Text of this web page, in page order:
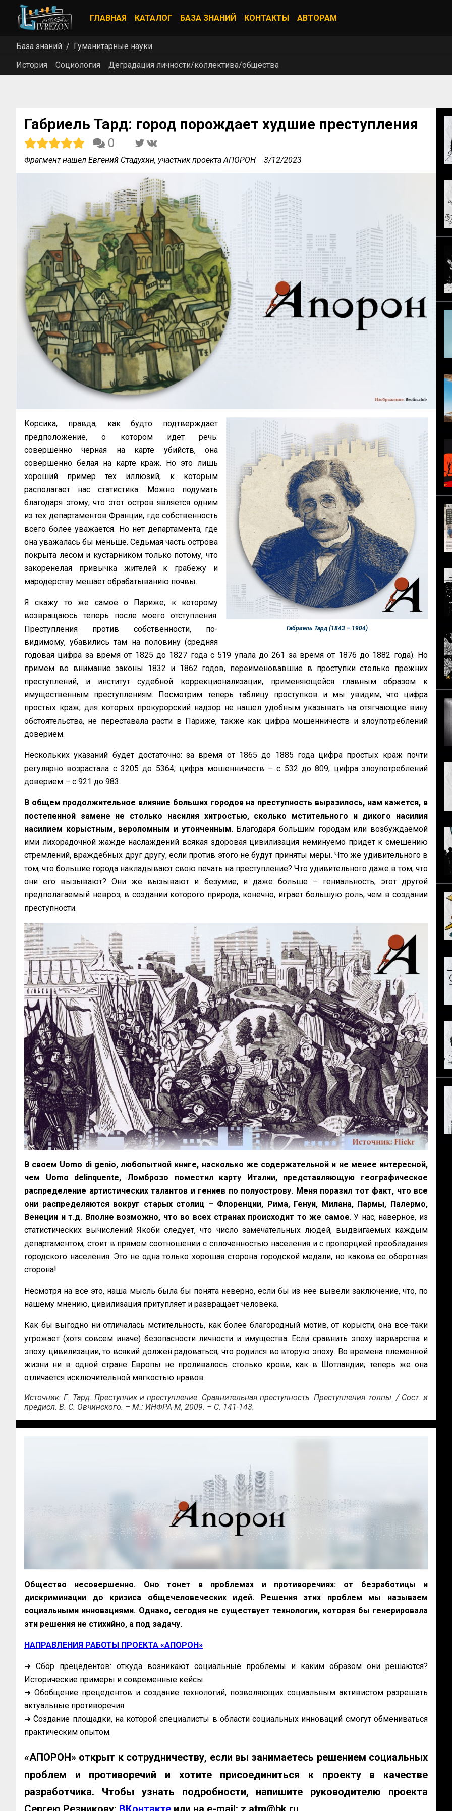
ГЛАВНАЯ КАТАЛОГ БАЗА ЗНАНИЙ КОНТАКТЫ АВТОРАМ
База знаний
Гуманитарные науки
История
Социология Деградация личности/коллектива/общества
Габриель Тард: город порождает худшие преступления
0
Фрагмент нашел Евгений Стадухин, участник проекта АПОРОН 3/12/2023
Габриель Тард (1843 – 1904)
Корсика, правда, как будто подтверждает
предположение, о котором идет речь:
совершенно черная на карте убийств, она
совершенно белая на карте краж. Но это лишь
хороший пример тех иллюзий, к которым
располагает нас статистика. Можно подумать
благодаря этому, что этот остров является одним
из тех департаментов Франции, где собственность
всего более уважается. Но нет департамента, где
она уважалась бы меньше. Седьмая часть острова
покрыта лесом и кустарником только потому, что
закоренелая привычка жителей к грабежу и
мародерству мешает обрабатыванию почвы.
Я скажу то же самое о Париже, к которому
возвращаюсь теперь после моего отступления.
Преступления против собственности, по-
видимому, убавились там на половину (средняя
годовая цифра за время от 1825 до 1827 года с 519 упала до 261 за время от 1876 до 1882 года). Но
примем во внимание законы 1832 и 1862 годов, переименовавшие в проступки столько прежних
преступлений, и институт судебной коррекционализации, применяющейся главным образом к
имущественным преступлениям. Посмотрим теперь таблицу проступков и мы увидим, что цифра
простых краж, для которых прокурорский надзор не нашел удобным указывать на отягчающие вину
обстоятельства, не переставала расти в Париже, также как цифра мошенничеств и злоупотреблений
доверием.
Нескольких указаний будет достаточно: за время от 1865 до 1885 года цифра простых краж почти
регулярно возрастала с 3205 до 5364; цифра мошенничеств – с 532 до 809; цифра злоупотреблений
доверием – с 921 до 983.
В общем продолжительное влияние больших городов на преступность выразилось, нам кажется, в
постепенной замене не столько насилия хитростью, сколько мстительного и дикого насилия
насилием корыстным, вероломным и утонченным.Благодаря большим городам или возбуждаемой
ими лихорадочной жажде наслаждений всякая здоровая цивилизация неминуемо придет к смешению
стремлений, враждебных друг другу, если против этого не будут приняты меры. Что же удивительного в
том, что большие города накладывают свою печать на преступление? Что удивительного даже в том, что
они его вызывают? Они же вызывают и безумие, и даже больше – гениальность, этот другой
предполагаемый невроз, в создании которого природа, конечно, играет большую роль, чем в создании
преступности.
В своем Uomo di genio, любопытной книге, насколько же содержательной и не менее интересной,
чем Uomo delinquente, Ломброзо поместил карту Италии, представляющую географическое
распределение артистических талантов и гениев по полуострову. Меня поразил тот факт, что все
они распределяются вокруг старых столиц – Флоренции, Рима, Генуи, Милана, Пармы, Палермо,
Венеции и т.д. Вполне возможно, что во всех странах происходит то же самое. У нас, наверное, из
статистических вычислений Якоби следует, что число замечательных людей, выдвигаемых каждым
департаментом, стоит в прямом соотношении с сплоченностью населения и с пропорцией преобладания
городского населения. Это не одна только хорошая сторона городской медали, но какова ее оборотная
сторона!
Несмотря на все это, наша мысль была бы понята неверно, если бы из нее вывели заключение, что, по
нашему мнению, цивилизация притупляет и развращает человека.
Как бы выгодно ни отличалась мстительность, как более благородный мотив, от корысти, она все-таки
угрожает (хотя совсем иначе) безопасности личности и имущества. Если сравнить эпоху варварства и
эпоху цивилизации, то всякий должен радоваться, что родился во вторую эпоху. Во времена племенной
жизни ни в одной стране Европы не проливалось столько крови, как в Шотландии; теперь же она
отличается исключительной мягкостью нравов.
Источник: Г. Тард. Преступник и преступление. Сравнительная преступность. Преступления толпы. / Сост. и
предисл. В. С. Овчинского. – М.: ИНФРА-М, 2009. – С. 141-143.
Общество несовершенно. Оно тонет в проблемах и противоречиях: от безработицы и
дискриминации до кризиса общечеловеческих идей. Решения этих проблем мы называем
социальными инновациями. Однако, сегодня не существует технологии, которая бы генерировала
эти решения не стихийно, а под задачу.
НАПРАВЛЕНИЯ РАБОТЫ ПРОЕКТА «АПОРОН»
➜ Сбор прецедентов: откуда возникают социальные проблемы и каким образом они решаются?
Исторические примеры и современные кейсы.
➜ Обобщение прецедентов и создание технологий, позволяющих социальным активистом разрешать
актуальные противоречия.
➜ Создание площадки, на которой специалисты в области социальных инноваций смогут обмениваться
практическим опытом.
«АПОРОН» открыт к сотрудничеству, если вы занимаетесь решением социальных
проблем и противоречий и хотите присоединиться к проекту в качестве
разработчика. Чтобы узнать подробности, напишите руководителю проекта